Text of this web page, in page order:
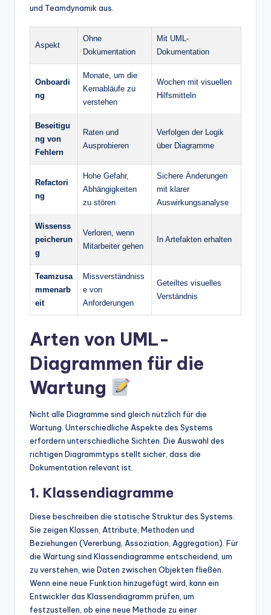
und Teamdynamik aus.
Aspekt
Ohne
Dokumentation
Mit UML-
Dokumentation
Onboardi
ng
Monate, um die
Kernabläufe zu
verstehen
Wochen mit visuellen
Hilfsmitteln
Beseitigu
ng von
Fehlern
Raten und
Ausprobieren
Verfolgen der Logik
über Diagramme
Refactori
ng
Hohe Gefahr,
Abhängigkeiten
zu stören
Sichere Änderungen
mit klarer
Auswirkungsanalyse
Wissenss
peicherun
g
Verloren, wenn
Mitarbeiter gehen
In Artefakten erhalten
Teamzusa
mmenarb
eit
Missverständniss
e von
Anforderungen
Geteiltes visuelles
Verständnis
Arten von UML-
Diagrammen für die
Wartung
Nicht alle Diagramme sind gleich nützlich für die
Wartung. Unterschiedliche Aspekte des Systems
erfordern unterschiedliche Sichten. Die Auswahl des
richtigen Diagrammtyps stellt sicher, dass die
Dokumentation relevant ist.
1. Klassendiagramme
Diese beschreiben die statische Struktur des Systems.
Sie zeigen Klassen, Attribute, Methoden und
Beziehungen (Vererbung, Assoziation, Aggregation). Für
die Wartung sind Klassendiagramme entscheidend, um
zu verstehen, wie Daten zwischen Objekten fließen.
Wenn eine neue Funktion hinzugefügt wird, kann ein
Entwickler das Klassendiagramm prüfen, um
festzustellen, ob eine neue Methode zu einer